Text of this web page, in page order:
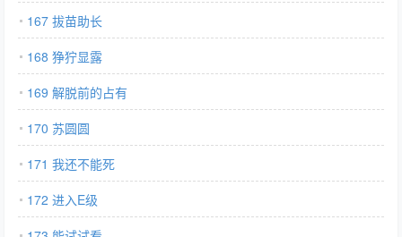
167 拔苗助长
168 狰狞显露
169 解脱前的占有
170 苏圆圆
171 我还不能死
172 进入E级